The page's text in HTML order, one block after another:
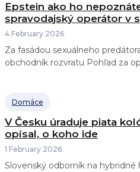
Epstein ako ho
spravodajský operátor v
4 February 2026
Za fasádou sexuálneho
Domáce
V Česku úraduje piata
opísal, o koho ide
1 February 2026
Slovenský odborník na